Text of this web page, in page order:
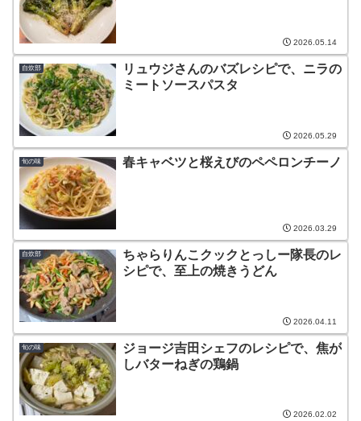
2026.05.14
自炊部
リュウジさんのバズレシピで、ニラの
ミートソースパスタ
2026.05.29
旬の味 春キャベツと桜えびのペペロンチーノ
2026.03.29
自炊部
ちゃらりんこクックとっしー隊長のレ
シピで、至上の焼きうどん
2026.04.11
旬の味
ジョージ吉田シェフのレシピで、焦が
しバターねぎの鶏鍋
2026.02.02